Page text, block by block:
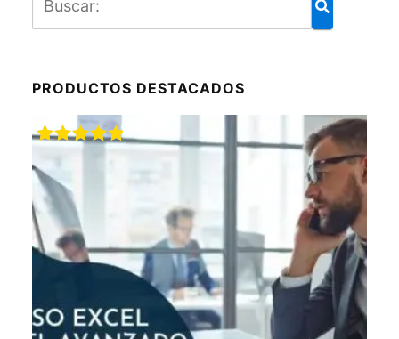
PRODUCTOS DESTACADOS
con
5